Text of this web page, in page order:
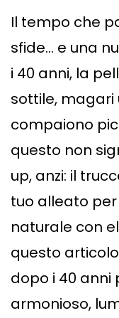
Il tempo che
sfide… e una
i 40 anni, la
sottile, magari
compaiono
questo non
up, anzi: il
tuo alleato
naturale con
questo
dopo i 40
armonioso,